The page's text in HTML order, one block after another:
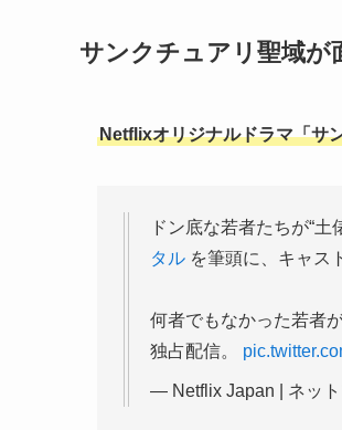
サンクチュアリ聖域が
Netflixオリジナルドラマ「サ
ドン底な若者たちが“
タル を筆頭に、キャス
何者でもなかった若者
独占配信。
— Netflix Japan | ネッ